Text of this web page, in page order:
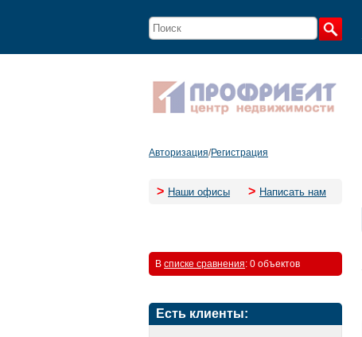
Авторизация/Регистрация
> Наши офисы > Написать нам
В списке сравнения: 0 объектов
Есть клиенты: